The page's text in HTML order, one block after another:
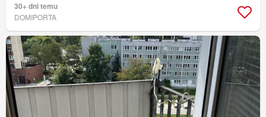
30+ dni temu
DOMIPORTA